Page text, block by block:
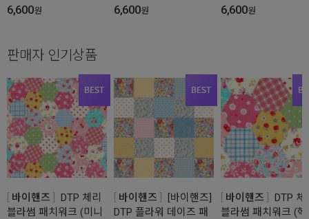
6,600원 6,600원 6,600원
판매자 인기상품
바이핸즈
DTP 체리
블라썸 패치워크 (미니
바이핸즈
[바이핸즈]
DTP 플라워 데이즈 패
바이핸즈
DTP 체
블라썸 패치워크 (